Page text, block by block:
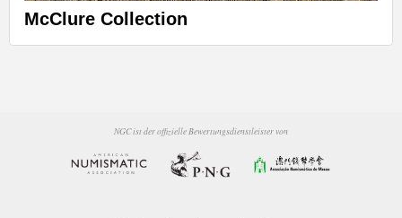
McClure Collection
NGC ist der offizielle Bewertungsdienstleister von